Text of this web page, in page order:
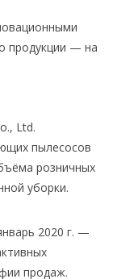
продукции — на
Ltd.
пылесосов
розничных
уборки.
2020 г. —
продаж.